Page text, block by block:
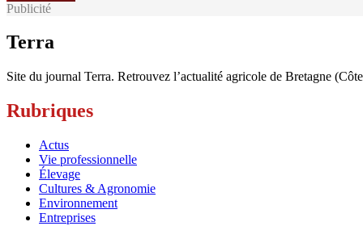
Publicité
Terra
Site du journal Terra. Retrouvez l’actualité agricole de Bretagne
Rubriques
Actus
Vie professionnelle
Élevage
Cultures & Agronomie
Environnement
Entreprises